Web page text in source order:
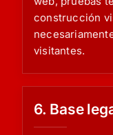
construcción
visitantes.
6. Base